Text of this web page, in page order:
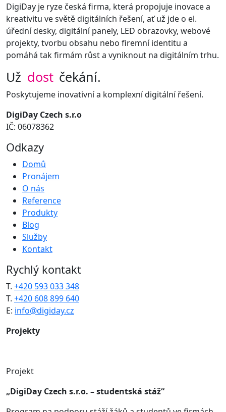
DigiDay je ryze česká firma, která propojuje inovace a
kreativitu ve světě digitálních řešení, ať už jde o el.
úřední desky, digitální panely, LED obrazovky, webové
projekty, tvorbu obsahu nebo firemní identitu a
pomáhá tak firmám růst a vyniknout na digitálním trhu.
Už dost čekání.
Poskytujeme inovativní a komplexní digitální řešení.
DigiDay Czech s.r.o
IČ: 06078362
Odkazy
Domů
Pronájem
O nás
Reference
Produkty
Blog
Služby
Kontakt
Rychlý kontakt
T. +420 593 033 348
T. +420 608 899 640
E: info@digiday.cz
Projekty
Projekt
„DigiDay Czech s.r.o. – studentská stáž“